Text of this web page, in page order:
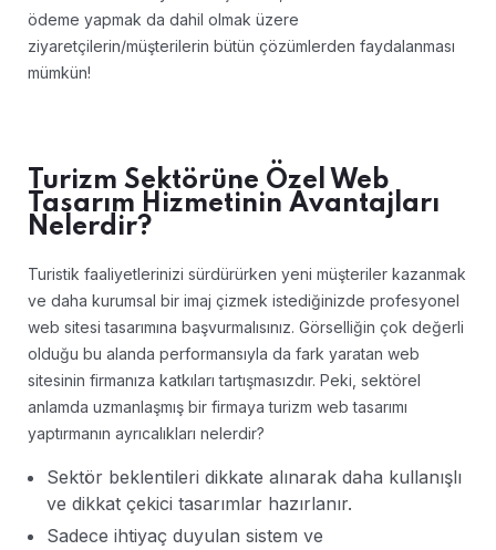
ödeme yapmak da dahil olmak üzere
ziyaretçilerin/müşterilerin bütün çözümlerden faydalanması
mümkün!
Turizm Sektörüne Özel Web
Tasarım Hizmetinin Avantajları
Nelerdir?
Turistik faaliyetlerinizi sürdürürken yeni müşteriler kazanmak
ve daha kurumsal bir imaj çizmek istediğinizde profesyonel
web sitesi tasarımına başvurmalısınız. Görselliğin çok değerli
olduğu bu alanda performansıyla da fark yaratan web
sitesinin firmanıza katkıları tartışmasızdır. Peki, sektörel
anlamda uzmanlaşmış bir firmaya turizm web tasarımı
yaptırmanın ayrıcalıkları nelerdir?
Sektör beklentileri dikkate alınarak daha kullanışlı
ve dikkat çekici tasarımlar hazırlanır.
Sadece ihtiyaç duyulan sistem ve